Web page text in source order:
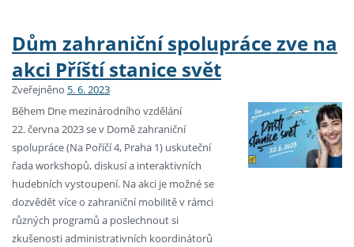
Dům zahraniční spolupráce zve na
akci Příští stanice svět
Zveřejněno 5. 6. 2023
Během Dne mezinárodního vzdělání
22. června 2023 se v Domě zahraniční
spolupráce (Na Poříčí 4, Praha 1) uskuteční
řada workshopů, diskusí a interaktivních
hudebních vystoupení. Na akci je možné se
dozvědět více o zahraniční mobilitě v rámci
různých programů a poslechnout si
zkušenosti administrativních koordinátorů